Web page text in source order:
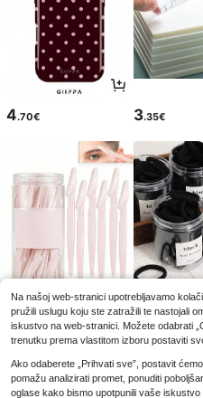
4.70€ 3.35€
2.65€ 2.78€
Na našoj web-stranici upotrebljavamo
pružili uslugu koju ste zatražili te nastojali
iskustvo na web-stranici. Možete odabrati
trenutku prema vlastitom izboru postaviti
Ako odaberete „Prihvati sve”, postavit
pomažu analizirati promet, ponuditi
oglase kako bismo upotpunili vaše iskustvo